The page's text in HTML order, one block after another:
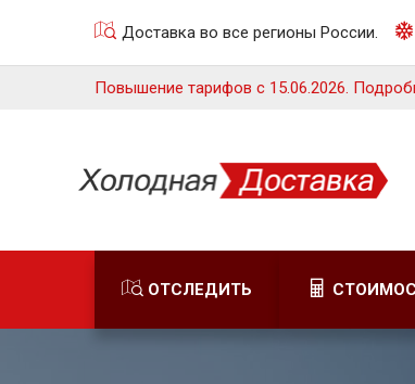
Доставка во все регионы России.
Повышение тарифов c 15.06.2026.
ОТСЛЕДИТЬ